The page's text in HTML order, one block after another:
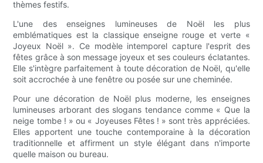
thèmes festifs.
L'une des enseignes lumineuses de Noël les plus
emblématiques est la classique enseigne rouge et verte «
Joyeux Noël ». Ce modèle intemporel capture l'esprit des
fêtes grâce à son message joyeux et ses couleurs éclatantes.
Elle s'intègre parfaitement à toute décoration de Noël, qu'elle
soit accrochée à une fenêtre ou posée sur une cheminée.
Pour une décoration de Noël plus moderne, les enseignes
lumineuses arborant des slogans tendance comme « Que la
neige tombe ! » ou « Joyeuses Fêtes ! » sont très appréciées.
Elles apportent une touche contemporaine à la décoration
traditionnelle et affirment un style élégant dans n'importe
quelle maison ou bureau.